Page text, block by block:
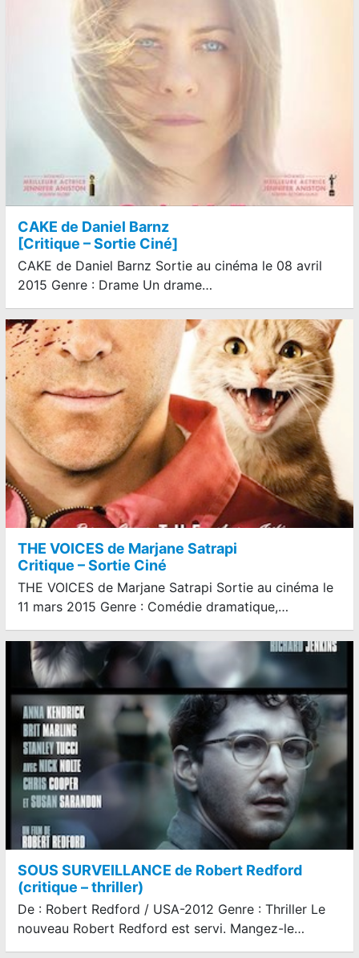
CAKE de Daniel Barnz
[Critique – Sortie Ciné]
CAKE de Daniel Barnz Sortie au cinéma le 08 avril
2015 Genre : Drame Un drame…
THE VOICES de Marjane Satrapi
Critique – Sortie Ciné
THE VOICES de Marjane Satrapi Sortie au cinéma le
11 mars 2015 Genre : Comédie dramatique,…
SOUS SURVEILLANCE de Robert Redford
(critique – thriller)
De : Robert Redford / USA-2012 Genre : Thriller Le
nouveau Robert Redford est servi. Mangez-le…